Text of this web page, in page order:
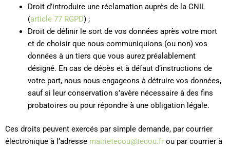
Droit d’introduire une réclamation auprès de la CNIL
(article 77 RGPD) ;
Droit de définir le sort de vos données après votre mort
et de choisir que nous communiquions (ou non) vos
données à un tiers que vous aurez préalablement
désigné. En cas de décès et à défaut d’instructions de
votre part, nous nous engageons à détruire vos données,
sauf si leur conservation s’avère nécessaire à des fins
probatoires ou pour répondre à une obligation légale.
Ces droits peuvent exercés par simple demande, par courrier
électronique à l’adresse mairietecou@tecou.fr ou par courrier à